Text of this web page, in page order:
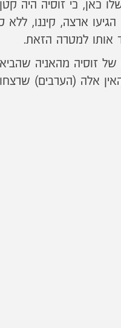
כאן, כי זוסיה היה
אולם, באותו נער "גלותי", בן 17 בסך הכל ביום הגיעו
אותו למטרה הזאת.
זוסיה מהאניה
היו "האין אלה (הערבים)